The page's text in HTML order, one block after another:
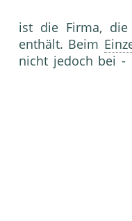
ist die Firma,
enthält. Beim
nicht jedoch bei -